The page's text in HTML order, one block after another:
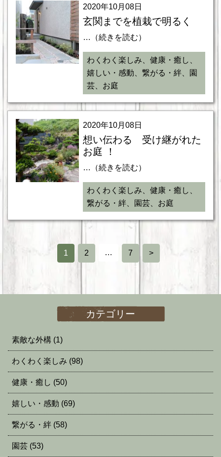
2020年10月08日
玄関までを植栽で明るく
…（続きを読む）
わくわく楽しみ、健康・癒し、
嬉しい・感動、繋がる・絆、園
芸、お庭
2020年10月08日
想い伝わる 受け継がれた
お庭 ！
…（続きを読む）
わくわく楽しみ、健康・癒し、
繋がる・絆、園芸、お庭
1 2 … 7 >
カテゴリー
素敵な外構 (1)
わくわく楽しみ (98)
健康・癒し (50)
嬉しい・感動 (69)
繋がる・絆 (58)
園芸 (53)